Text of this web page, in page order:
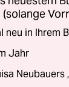
(solange
neu in Ihrem
Jahr
Neubauers